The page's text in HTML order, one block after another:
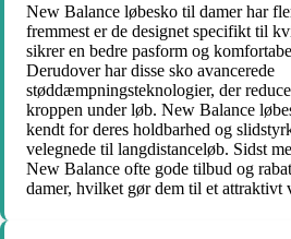
New Balance løbesko til damer har
fremmest er de designet specifikt til
sikrer en bedre pasform og
Derudover har disse sko avancerede
støddæmpningsteknologier, der
kroppen under løb. New Balance
kendt for deres holdbarhed og
velegnede til langdistanceløb. Sidst
New Balance ofte gode tilbud og
damer, hvilket gør dem til et attraktivt